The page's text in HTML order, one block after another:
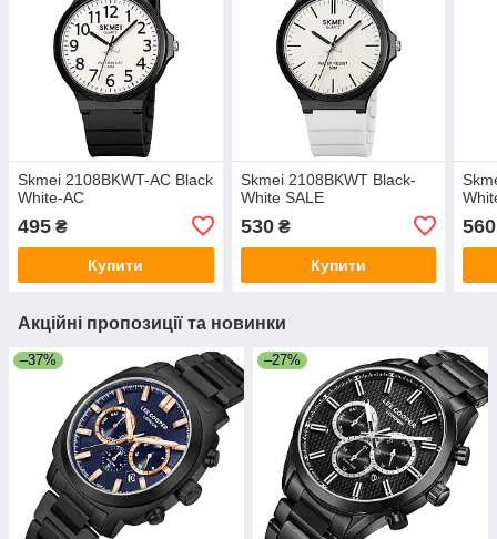
Skmei 2108BKWT-AC Black
White-AC
495 ₴
Купити
Skmei 2108BKWT Black-
White SALE
530₴
Купити
560
Акційні пропозиції та новинки
–37% –27%